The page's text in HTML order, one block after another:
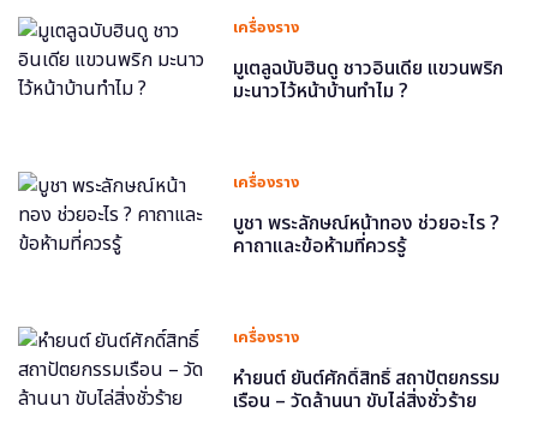
เครื่องราง
มูเตลูฉบับฮินดู ชาวอินเดีย แขวนพริก
มะนาวไว้หน้าบ้านทำไม ?
เครื่องราง
บูชา พระลักษณ์หน้าทอง ช่วยอะไร ?
คาถาและข้อห้ามที่ควรรู้
เครื่องราง
หำยนต์ ยันต์ศักดิ์สิทธิ์ สถาปัตยกรรม
เรือน – วัดล้านนา ขับไล่สิ่งชั่วร้าย